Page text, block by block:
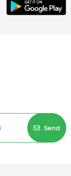
Send